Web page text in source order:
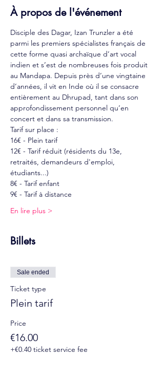
À propos de l'événement
Disciple des Dagar, Izan Trunzler a été
parmi les premiers spécialistes français de
cette forme quasi archaïque d’art vocal
indien et s’est de nombreuses fois produit
au Mandapa. Depuis près d’une vingtaine
d’années, il vit en Inde où il se consacre
entièrement au Dhrupad, tant dans son
approfondissement personnel qu’en
concert et dans sa transmission.
Tarif sur place :
16€ - Plein tarif
12€ - Tarif réduit (résidents du 13e,
retraités, demandeurs d'emploi,
étudiants...)
8€ - Tarif enfant
9€ - Tarif à distance
En lire plus >
Billets
Sale ended
Ticket type
Plein tarif
Price
€16.00
+€0.40 ticket service fee